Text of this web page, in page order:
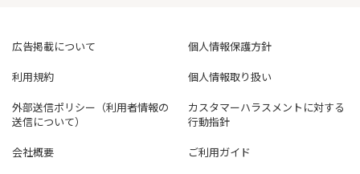
広告掲載について
個人情報保護方針
利用規約
個人情報取り扱い
外部送信ポリシー（利用者情報の
送信について）
カスタマーハラスメントに対する
行動指針
会社概要
ご利用ガイド